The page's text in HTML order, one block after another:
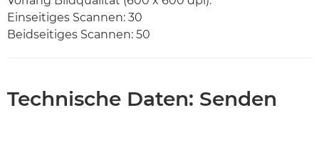
Einseitiges Scannen: 30
Beidseitiges Scannen: 50
Technische Daten: Senden